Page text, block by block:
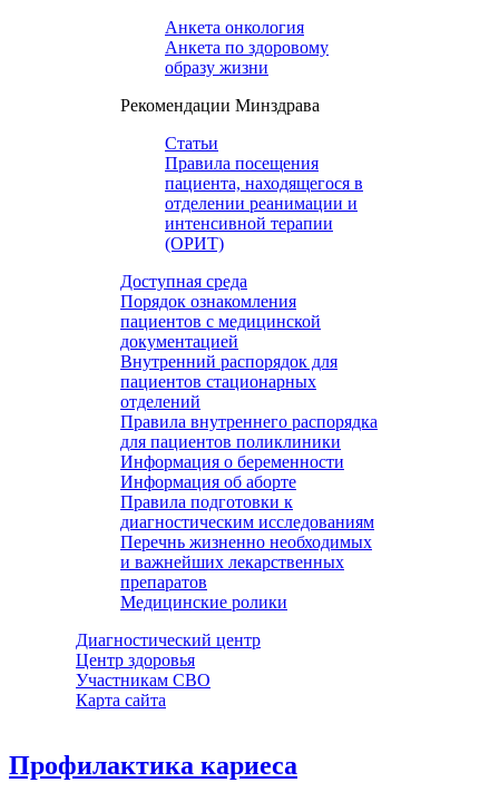
Анкета онкология
Анкета по здоровому
образу жизни
Рекомендации Минздрава
Статьи
Правила посещения
пациента, находящегося в
отделении реанимации и
интенсивной терапии
(ОРИТ)
Доступная среда
Порядок ознакомления
пациентов с медицинской
документацией
Внутренний распорядок для
пациентов стационарных
отделений
Правила внутреннего распорядка
для пациентов поликлиники
Информация о беременности
Информация об аборте
Правила подготовки к
диагностическим исследованиям
Перечнь жизненно необходимых
и важнейших лекарственных
препаратов
Медицинские ролики
Диагностический центр
Центр здоровья
Участникам СВО
Карта сайта
Профилактика кариеса